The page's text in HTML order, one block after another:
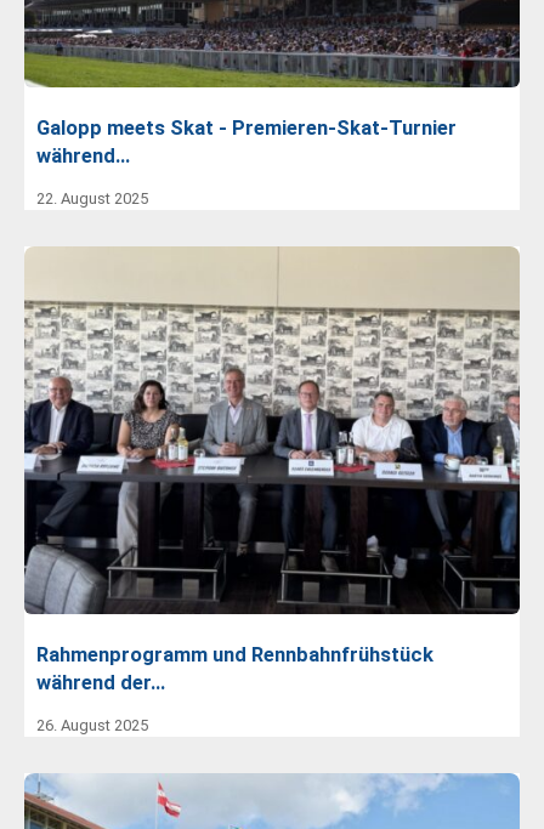
Galopp meets Skat - Premieren-Skat-Turnier
während…
22. August 2025
Rahmenprogramm und Rennbahnfrühstück
während der…
26. August 2025